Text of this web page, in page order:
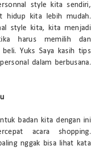
style kita sendiri,
hidup kita lebih mudah.
style kita, kita menjadi
harus memilih dan
Yuks Saya kasih tips
dalam berbusana.
badan kita dengan ini
acara shopping.
nggak bisa lihat kata